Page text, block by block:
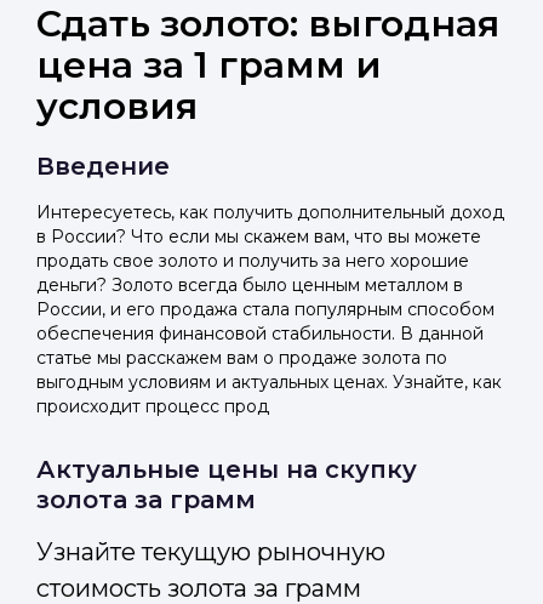
Сдать золото: выгодная
цена за 1 грамм и
условия
Введение
Интересуетесь, как получить дополнительный доход
в России? Что если мы скажем вам, что вы можете
продать свое золото и получить за него хорошие
деньги? Золото всегда было ценным металлом в
России, и его продажа стала популярным способом
обеспечения финансовой стабильности. В данной
статье мы расскажем вам о продаже золота по
выгодным условиям и актуальных ценах. Узнайте, как
происходит процесс прод
Актуальные цены на скупку
золота за грамм
Узнайте текущую рыночную
стоимость золота за грамм